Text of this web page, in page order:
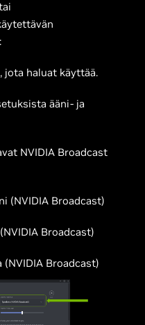
jota haluat käyttää.
ääni- ja
NVIDIA Broadcast
(NVIDIA Broadcast)
Broadcast)
(NVIDIA Broadcast)